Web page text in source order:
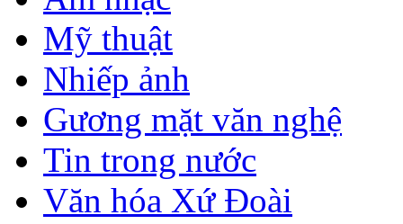
Mỹ thuật
Nhiếp ảnh
Gương mặt văn nghệ
Tin trong nước
Văn hóa Xứ Đoài